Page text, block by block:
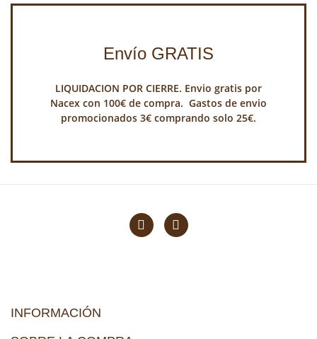
Envío GRATIS
LIQUIDACION POR CIERRE. Envio gratis por
Nacex con 100€ de compra. Gastos de envio
promocionados 3€ comprando solo 25€.
INFORMACIÓN